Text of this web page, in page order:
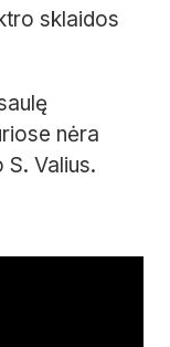
sklaidos
nėra
S. Valius.